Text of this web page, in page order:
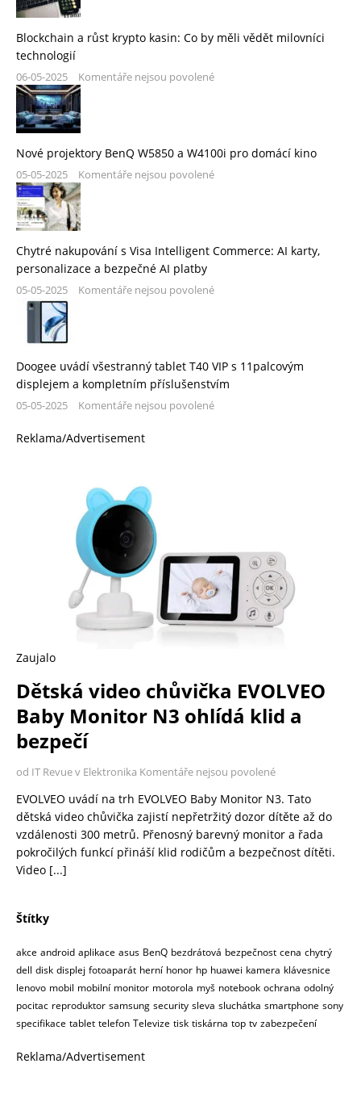
Blockchain a růst krypto kasin: Co by měli vědět milovníci
technologií
06-05-2025 Komentáře nejsou povolené
Nové projektory BenQ W5850 a W4100i pro domácí kino
05-05-2025 Komentáře nejsou povolené
Chytré nakupování s Visa Intelligent Commerce: AI karty,
personalizace a bezpečné AI platby
05-05-2025 Komentáře nejsou povolené
Doogee uvádí všestranný tablet T40 VIP s 11palcovým
displejem a kompletním příslušenstvím
05-05-2025 Komentáře nejsou povolené
Reklama/Advertisement
Zaujalo
Dětská video chůvička EVOLVEO
Baby Monitor N3 ohlídá klid a
bezpečí
od IT Revue v Elektronika Komentáře nejsou povolené
EVOLVEO uvádí na trh EVOLVEO Baby Monitor N3. Tato
dětská video chůvička zajistí nepřetržitý dozor dítěte až do
vzdálenosti 300 metrů. Přenosný barevný monitor a řada
pokročilých funkcí přináší klid rodičům a bezpečnost dítěti.
Video [...]
Štítky
akce android aplikace asus BenQ bezdrátová bezpečnost cena chytrý
dell disk displej fotoaparát herní honor hp huawei kamera klávesnice
lenovo mobil mobilní monitor motorola myš notebook ochrana odolný
pocitac reproduktor samsung security sleva sluchátka smartphone sony
specifikace tablet telefon Televize tisk tiskárna top tv zabezpečení
Reklama/Advertisement